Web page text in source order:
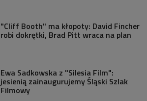
"Cliff Booth" ma kłopoty: David Fincher
robi dokrętki, Brad Pitt wraca na plan
Ewa Sadkowska z "Silesia Film":
jesienią zainaugurujemy Śląski Szlak
Filmowy